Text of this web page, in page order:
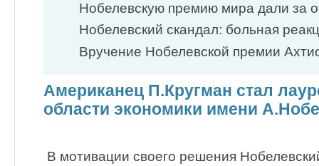
Нобелевскую премию мира дали за
Нобелевский скандал: больная
Вручение Нобелевской премии
Американец П.Кругман стал
области экономики имени
В мотивации своего решения